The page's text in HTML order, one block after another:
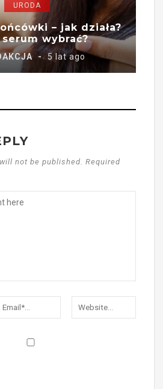
URODA
– jak działa?
wybrać?
5 lat ago
not be published. Required